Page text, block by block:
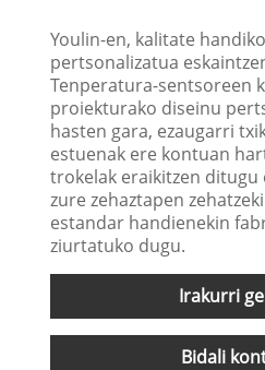
Youlin-en, kalitate
pertsonalizatua
Tenperatura-sentsoreen
proiekturako diseinu
hasten gara, ezaugarri
estuenak ere kontuan
trokelak eraikitzen ditugu
zure zehaztapen
estandar handienekin
ziurtatuko dugu.
Irakurri
Bidali